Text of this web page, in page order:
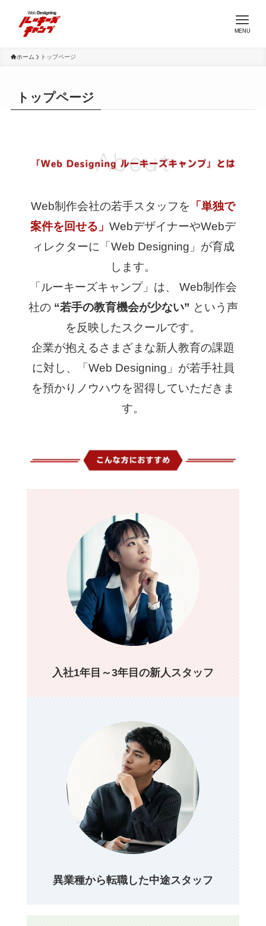
MENU
ホーム トップページ
トップページ
Web制作会社の若手スタッフを 「単独で
案件を回せる」 WebデザイナーやWebデ
ィレクターに「Web Designing」が育成
します。
「ルーキーズキャンプ」は、 Web制作会
社の “若手の教育機会が少ない” という声
を反映したスクールです。
企業が抱えるさまざまな新人教育の課題
に対し、「Web Designing」が若手社員
を預かりノウハウを習得していただきま
す。
入社1年目～3年目の新人スタッフ
異業種から転職した中途スタッフ